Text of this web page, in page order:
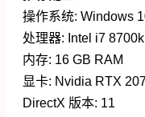
操作系统: Windows
处理器: Intel i7
内存: 16 GB RAM
显卡: Nvidia RTX
DirectX 版本: 11